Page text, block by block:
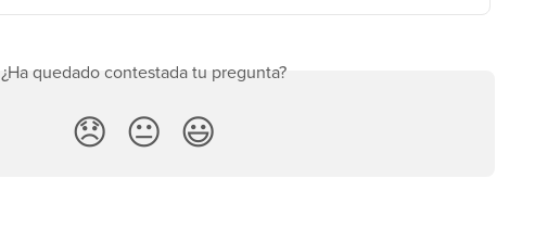
¿Ha quedado contestada tu pregunta?
😞 😐 😃